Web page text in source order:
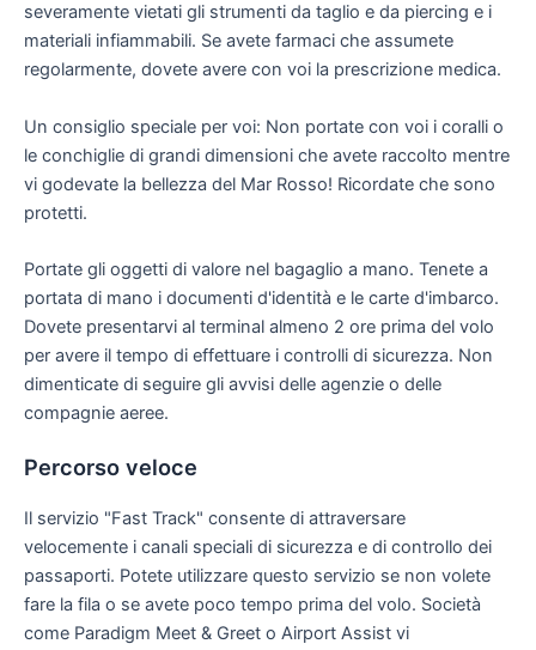
severamente vietati gli strumenti da taglio e da piercing e i
materiali infiammabili. Se avete farmaci che assumete
regolarmente, dovete avere con voi la prescrizione medica.
Un consiglio speciale per voi: Non portate con voi i coralli o
le conchiglie di grandi dimensioni che avete raccolto mentre
vi godevate la bellezza del Mar Rosso! Ricordate che sono
protetti.
Portate gli oggetti di valore nel bagaglio a mano. Tenete a
portata di mano i documenti d'identità e le carte d'imbarco.
Dovete presentarvi al terminal almeno 2 ore prima del volo
per avere il tempo di effettuare i controlli di sicurezza. Non
dimenticate di seguire gli avvisi delle agenzie o delle
compagnie aeree.
Percorso veloce
Il servizio "Fast Track" consente di attraversare
velocemente i canali speciali di sicurezza e di controllo dei
passaporti. Potete utilizzare questo servizio se non volete
fare la fila o se avete poco tempo prima del volo. Società
come Paradigm Meet & Greet o Airport Assist vi